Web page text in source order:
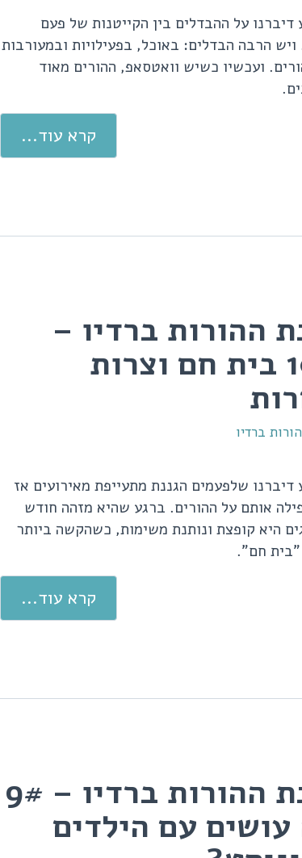
דיברנו על ההבדלים בין הקייטנות של פעם
ויש הרבה הבדלים: באוכל, בפעילויות ובמעורבות
ועכשיו כשיש וואטסאפ, ההורים מאוד
קרא עוד...
ההורות ברדיו –
10# בית חם וצרות
ברדיו
דיברנו שלפעמים הגננת מתעייפת מאירועים אז
אותם על ההורים. ברגע שהיא מזהה חודש
היא קופצת ונותנת משימות, כשהקשה ביותר
חם".
קרא עוד...
פינת ההורות ברדיו – 9#
עם הילדים